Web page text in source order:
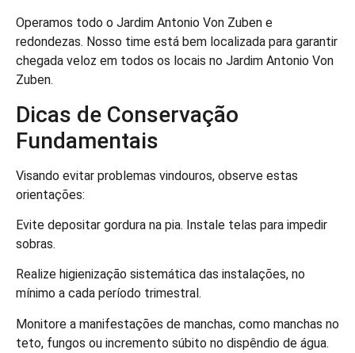
Operamos todo o Jardim Antonio Von Zuben e
redondezas. Nosso time está bem localizada para garantir
chegada veloz em todos os locais no Jardim Antonio Von
Zuben.
Dicas de Conservação
Fundamentais
Visando evitar problemas vindouros, observe estas
orientações:
Evite depositar gordura na pia. Instale telas para impedir
sobras.
Realize higienização sistemática das instalações, no
mínimo a cada período trimestral.
Monitore a manifestações de manchas, como manchas no
teto, fungos ou incremento súbito no dispêndio de água.